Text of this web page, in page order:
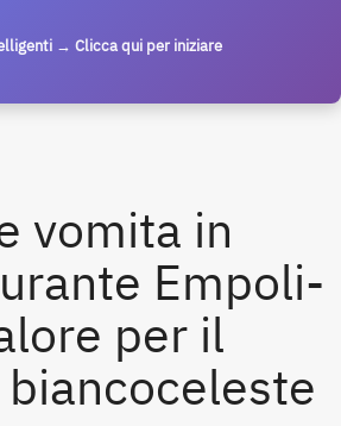
→ Clicca qui per iniziare
vomita in
Empoli-
per il